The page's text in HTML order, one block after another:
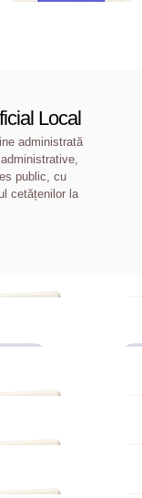
Local
administrată
public, cu
cetățenilor la